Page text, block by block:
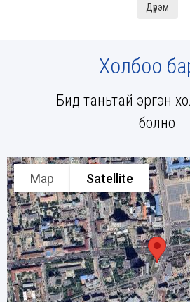
Дүрэм
Холбоо
Бид таньтай эргэн
болно
Map Satellite